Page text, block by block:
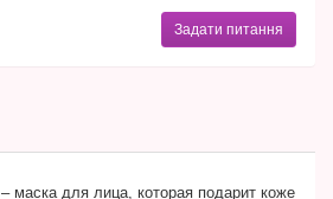
Задати питання
– маска для лица, которая подарит коже